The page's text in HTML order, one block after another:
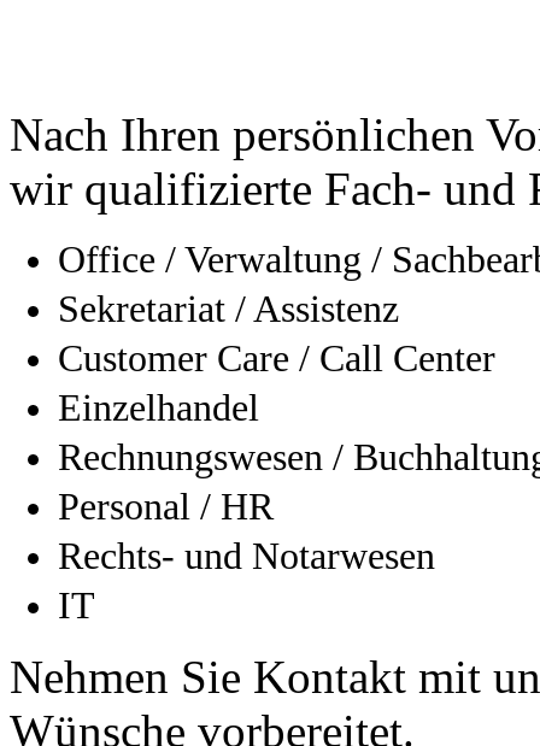
Nach Ihren persönlichen
wir qualifizierte Fach- und
Office / Verwaltung /
Sekretariat / Assistenz
Customer Care / Call Center
Einzelhandel
Rechnungswesen /
Personal / HR
Rechts- und Notarwesen
IT
Nehmen Sie Kontakt mit
Wünsche vorbereitet.